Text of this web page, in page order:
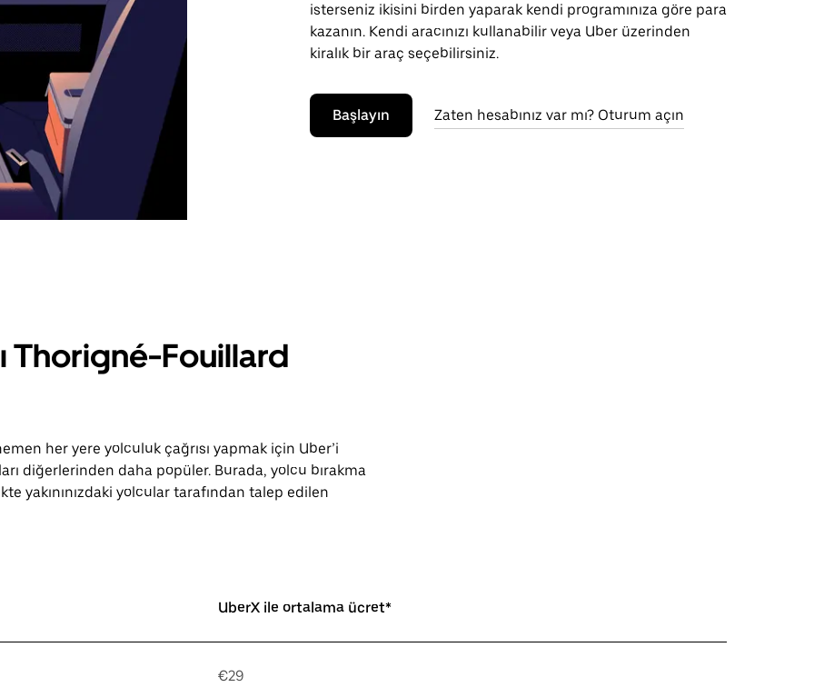
isterseniz ikisini birden yaparak kendi programınıza göre para
kazanın. Kendi aracınızı kullanabilir veya Uber üzerinden
kiralık bir araç seçebilirsiniz.
Başlayın Zaten hesabınız var mı? Oturum açın
Thorigné-Fouillard
her yere yolculuk çağrısı yapmak için Uber’i
diğerlerinden daha popüler. Burada, yolcu bırakma
yakınınızdaki yolcular tarafından talep edilen
UberX ile ortalama ücret*
€29